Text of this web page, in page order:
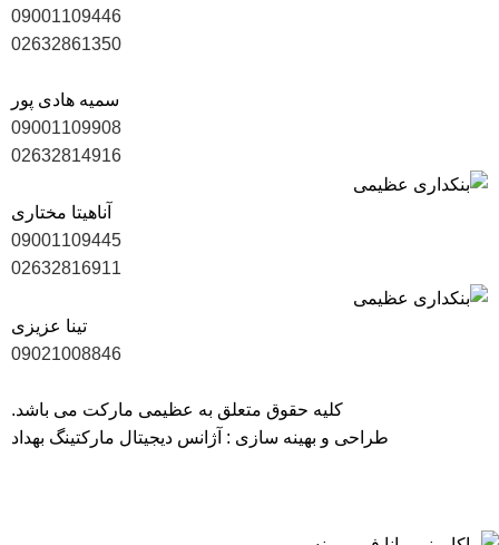
09001109446
02632861350
سمیه هادی پور
09001109908
02632814916
آناهیتا مختاری
09001109445
02632816911
تینا عزیزی
09021008846
کلیه حقوق متعلق به عظیمی مارکت می باشد.
طراحی و بهینه سازی : آژانس دیجیتال مارکتینگ بهداد